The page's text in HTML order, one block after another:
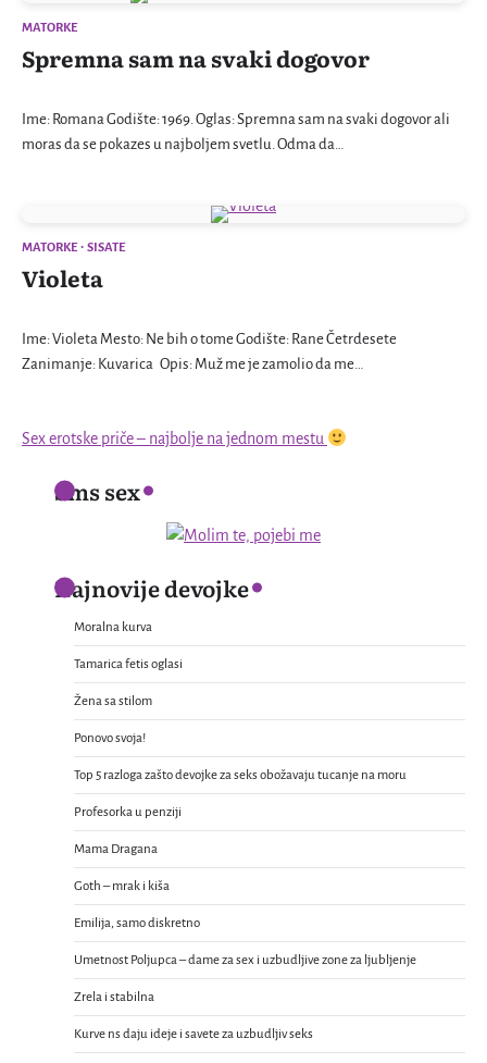
MATORKE
Spremna sam na svaki dogovor
Ime: Romana Godište: 1969. Oglas: Spremna sam na svaki dogovor ali
moras da se pokazes u najboljem svetlu. Odma da…
MATORKE SISATE
Violeta
Ime: Violeta Mesto: Ne bih o tome Godište: Rane Četrdesete
Zanimanje: Kuvarica Opis: Muž me je zamolio da me…
Sex erotske priče – najbolje na jednom mestu
Sms sex
Najnovije devojke
Moralna kurva
Tamarica fetis oglasi
Žena sa stilom
Ponovo svoja!
Top 5 razloga zašto devojke za seks obožavaju tucanje na moru
Profesorka u penziji
Mama Dragana
Goth – mrak i kiša
Emilija, samo diskretno
Umetnost Poljupca – dame za sex i uzbudljive zone za ljubljenje
Zrela i stabilna
Kurve ns daju ideje i savete za uzbudljiv seks